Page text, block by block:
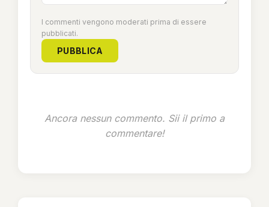
I commenti vengono moderati prima di essere
pubblicati.
PUBBLICA
Ancora nessun commento. Sii il primo a
commentare!